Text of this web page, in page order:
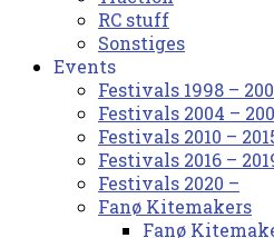
RC stuff
Sonstiges
Events
Festivals 1998 –
Festivals 2004 –
Festivals 2010 –
Festivals 2016 –
Festivals 2020 –
Fanø Kitemakers
Fanø